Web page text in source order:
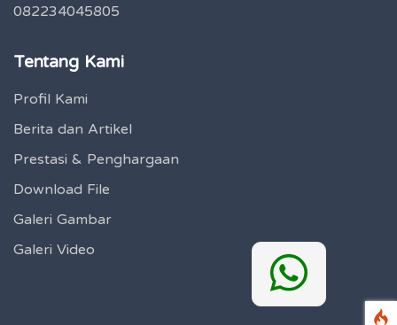
082234045805
Tentang Kami
Profil Kami
Berita dan Artikel
Prestasi & Penghargaan
Download File
Galeri Gambar
Galeri Video